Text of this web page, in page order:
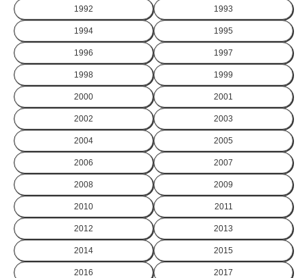
1992 1993
1994 1995
1996 1997
1998 1999
2000 2001
2002 2003
2004 2005
2006 2007
2008 2009
2010 2011
2012 2013
2014 2015
2016 2017